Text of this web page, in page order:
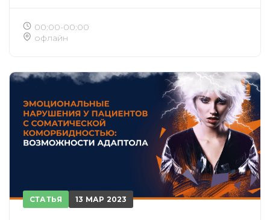
00:00-00:00
офлайн
СТАТЬЯ 13 МАР 2023